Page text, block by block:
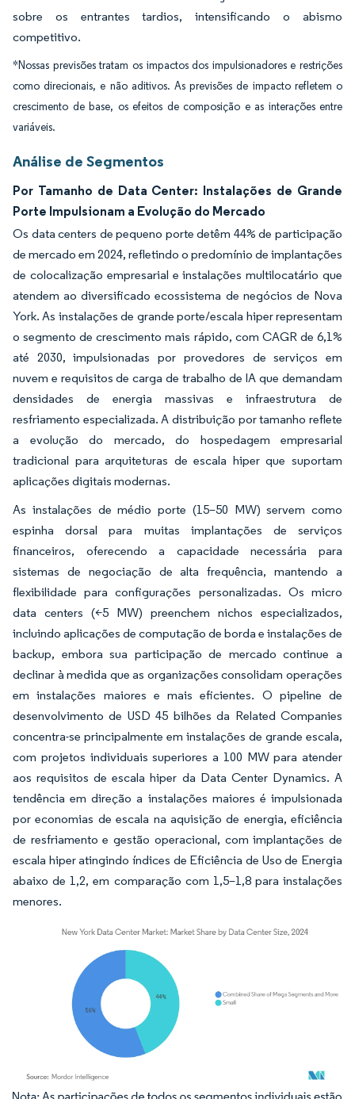
sobre os entrantes tardios, intensificando o abismo
competitivo.
*Nossas previsões tratam os impactos dos impulsionadores e restrições
como direcionais, e não aditivos. As previsões de impacto refletem o
crescimento de base, os efeitos de composição e as interações entre
variáveis.
Análise de Segmentos
Por Tamanho de Data Center: Instalações de Grande
Porte Impulsionam a Evolução do Mercado
Os data centers de pequeno porte detêm 44% de participação
de mercado em 2024, refletindo o predomínio de implantações
de colocalização empresarial e instalações multilocatário que
atendem ao diversificado ecossistema de negócios de Nova
York. As instalações de grande porte/escala hiper representam
o segmento de crescimento mais rápido, com CAGR de 6,1%
até 2030, impulsionadas por provedores de serviços em
nuvem e requisitos de carga de trabalho de IA que demandam
densidades de energia massivas e infraestrutura de
resfriamento especializada. A distribuição por tamanho reflete
a evolução do mercado, do hospedagem empresarial
tradicional para arquiteturas de escala hiper que suportam
aplicações digitais modernas.
As instalações de médio porte (15–50 MW) servem como
espinha dorsal para muitas implantações de serviços
financeiros, oferecendo a capacidade necessária para
sistemas de negociação de alta frequência, mantendo a
flexibilidade para configurações personalizadas. Os micro
data centers (<5 MW) preenchem nichos especializados,
incluindo aplicações de computação de borda e instalações de
backup, embora sua participação de mercado continue a
declinar à medida que as organizações consolidam operações
em instalações maiores e mais eficientes. O pipeline de
desenvolvimento de USD 45 bilhões da Related Companies
concentra-se principalmente em instalações de grande escala,
com projetos individuais superiores a 100 MW para atender
aos requisitos de escala hiper da Data Center Dynamics. A
tendência em direção a instalações maiores é impulsionada
por economias de escala na aquisição de energia, eficiência
de resfriamento e gestão operacional, com implantações de
escala hiper atingindo índices de Eficiência de Uso de Energia
abaixo de 1,2, em comparação com 1,5–1,8 para instalações
menores.